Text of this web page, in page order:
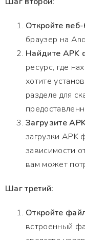
Откройте
браузер на
Найдите APK
ресурс, где
хотите
разделе для
Загрузите
загрузки APK
зависимости
вам может
Шаг третий:
Откройте
встроенный